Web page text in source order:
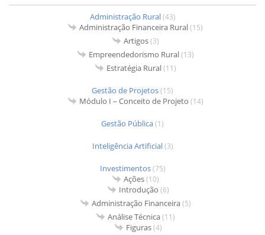
Administração Rural(43)
Administração Financeira Rural(15)
Artigos(3)
Empreendedorismo Rural(13)
Estratégia Rural(11)
Gestão de Projetos(15)
Módulo I – Conceito de Projeto (14)
Gestão Pública(1)
Inteligência Artificial(3)
Investimentos(75)
Ações(10)
Introdução (6)
Administração Financeira(5)
Análise Técnica(11)
Figuras(4)